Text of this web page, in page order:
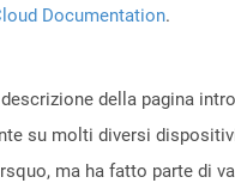
Documentation.
della pagina
su molti diversi
ma ha fatto parte di